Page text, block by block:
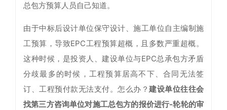
总包方预算人员自己知道。
由于中标后设计单位保守设计、施工单位自主编制施
工预算，导致EPC工程预算超概，且多数严重超概。
这种时候，是投资人、建设单位与EPC总承包方矛盾
分歧最多的时候，工程预算居高不下、合同无法签
订、工程预付款无法支付。怎么办？ 建设单位往往会
找第三方咨询单位对施工总包方的报价进行-轮轮的审